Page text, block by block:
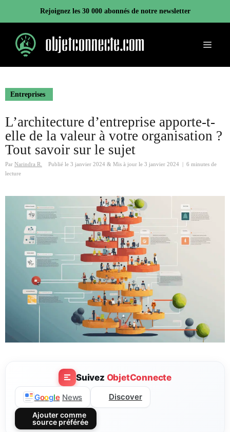
contenu
Rejoignez les 30 000 abonnés de notre newsletter
Menu
Entreprises
L’architecture d’entreprise apporte-t-
elle de la valeur à votre organisation ?
Tout savoir sur le sujet
Par Narindra R. Publié le 3 janvier 2024 & Mis à jour le 3 janvier 2024
6 minutes de
lecture
Suivez ObjetConnecte
Google News Discover
Ajouter comme
source préférée